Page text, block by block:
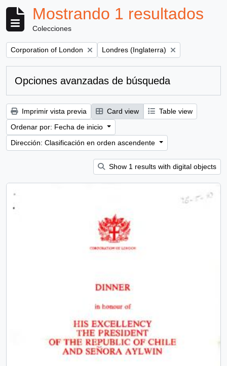
Mostrando 1 resultados
Colecciones
Remove filter:
Corporation of London Remove filter:
Londres (Inglaterra)
Opciones avanzadas de búsqueda
Imprimir vista previa Card view
Table view
Ordenar por: Fecha de inicio
Dirección: Clasificación en orden ascendente
Show 1 results with digital objects